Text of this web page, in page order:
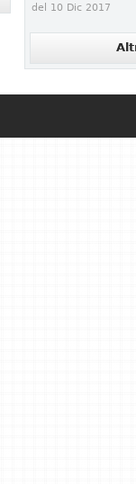
del 10 Dic 2017